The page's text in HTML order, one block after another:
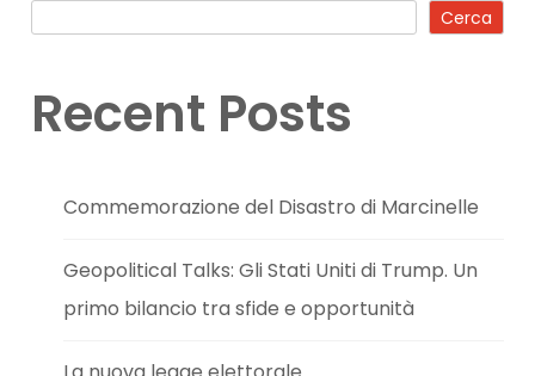
Cerca
Recent Posts
Commemorazione del Disastro di Marcinelle
Geopolitical Talks: Gli Stati Uniti di Trump. Un
primo bilancio tra sfide e opportunità